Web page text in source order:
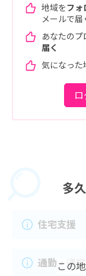
地域をフォ
メールで届
あなたの
届く
気になった
多
この
住宅支援
通勤・通